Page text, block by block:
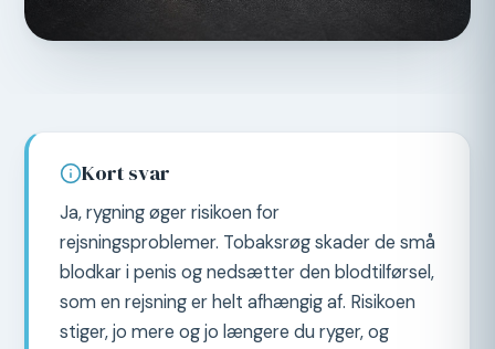
Kort svar
Ja, rygning øger risikoen for
rejsningsproblemer. Tobaksrøg skader de små
blodkar i penis og nedsætter den blodtilførsel,
som en rejsning er helt afhængig af. Risikoen
stiger, jo mere og jo længere du ryger, og